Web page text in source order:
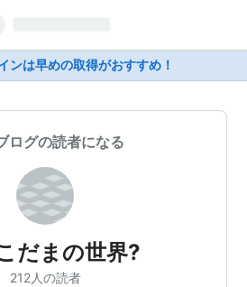
ンは早めの取得がおすすめ！
ログの読者になる
だまの世界?
212人の読者